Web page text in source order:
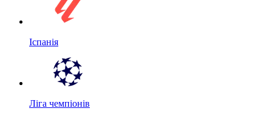
Іспанія
Ліга чемпіонів